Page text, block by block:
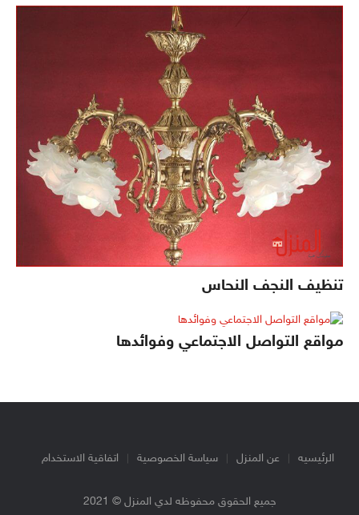
تنظيف النجف النحاس
مواقع التواصل الاجتماعي وفوائدها
الرئيسيه عن المنزل سياسة الخصوصية اتفاقية الاستخدام
جميع الحقوق محفوظه لدي المنزل © 2021